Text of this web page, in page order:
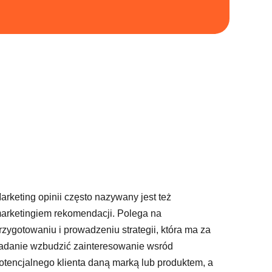
opinii często nazywany jest też
rekomendacji. Polega na
i prowadzeniu strategii, która ma za
wzbudzić zainteresowanie wsród
klienta daną marką lub produktem, a